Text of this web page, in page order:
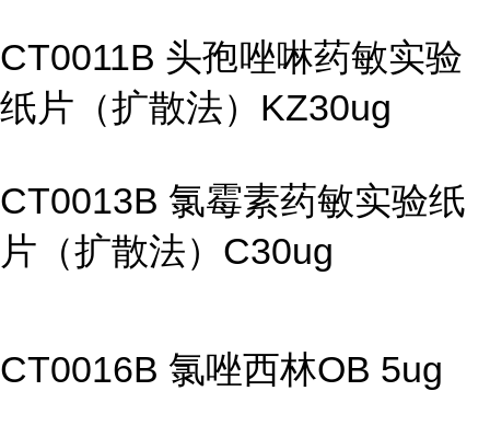
CT0011B 头孢唑啉药敏实验
纸片（扩散法）KZ30ug
CT0013B 氯霉素药敏实验纸
片（扩散法）C30ug
CT0016B 氯唑西林OB 5ug